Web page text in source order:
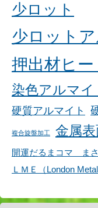
少ロット
少ロット
押出材ヒー
染色アルマイ
硬質アルマイト
複合旋盤加工 金属
開運だるまコマ ま
ＬＭＥ（London